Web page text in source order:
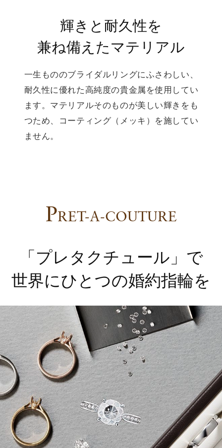
輝きと耐久性を
兼ね備えたマテリアル
一生もののブライダルリングにふさわしい、
耐久性に優れた高純度の貴金属を使用してい
ます。マテリアルそのものが美しい輝きをも
つため、コーティング（メッキ）を施してい
ません。
PRET-A-COUTURE
「プレタクチュール」で
世界にひとつの婚約指輪を